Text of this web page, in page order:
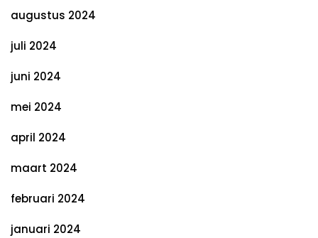
augustus 2024
juli 2024
juni 2024
mei 2024
april 2024
maart 2024
februari 2024
januari 2024